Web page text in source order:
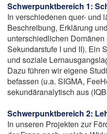
Schwerpunktbereich 1:
In verschiedenen quer- und
Beschreibung, Erklärung
unterschiedlichen
Sekundarstufe I und II). Ein
und soziale
Dazu führen wir eigene
befassen (u.a. SIGMA,
sekundäranalytisch aus
Schwerpunktbereich 2:
In unseren Projekten zur